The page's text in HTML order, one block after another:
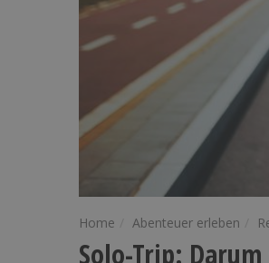
Home Abenteuer erleben
Solo-Trip: